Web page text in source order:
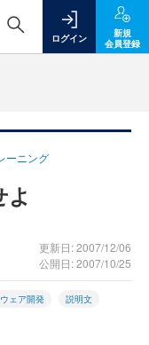
ログイン
新規
会員登録
ーニング
よ
更新日: 2007/12/06
公開日: 2007/10/25
ェア開発 説明文